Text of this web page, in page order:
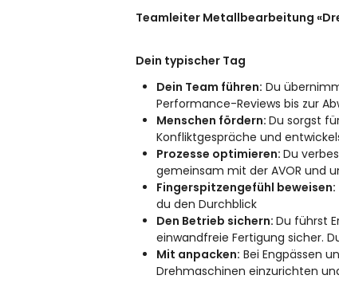
Teamleiter Metallbearbeitung
Dein
Dein Team führen: Du
Performance-Reviews bis zur
Menschen fördern: Du sorgst
Konfliktgespräche und
Prozesse optimieren: Du
gemeinsam mit der AVOR und
Fingerspitzengefühl beweisen:
du den Durchblick
Den Betrieb sichern: Du führst
einwandfreie Fertigung sicher.
Mit anpacken: Bei Engpässen
Drehmaschinen einzurichten